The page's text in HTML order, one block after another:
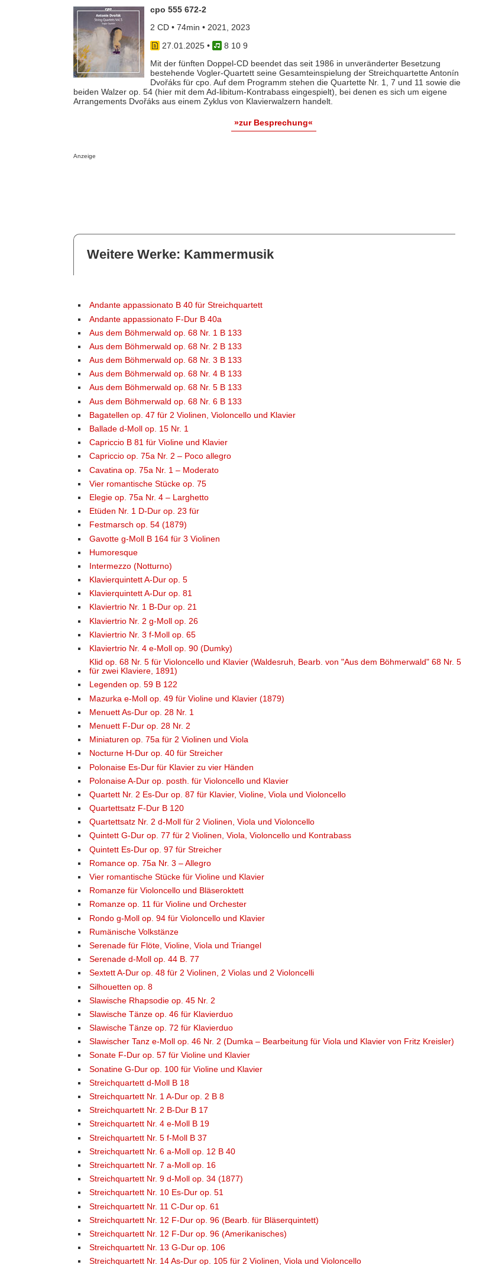
cpo 555 672-2
2 CD • 74min • 2021, 2023
27.01.2025•
8 10 9
Mit der fünften Doppel-CD beendet das seit 1986 in unveränderter Besetzung
bestehende Vogler-Quartett seine Gesamteinspielung der Streichquartette Antonín
Dvořáks für cpo. Auf dem Programm stehen die Quartette Nr. 1, 7 und 11 sowie die
beiden Walzer op. 54 (hier mit dem Ad-libitum-Kontrabass eingespielt), bei denen es sich um eigene
Arrangements Dvořáks aus einem Zyklus von Klavierwalzern handelt.
»zur Besprechung«
Anzeige
Weitere Werke: Kammermusik
Andante appassionato B 40 für Streichquartett
Andante appassionato F-Dur B 40a
Aus dem Böhmerwald op. 68 Nr. 1 B 133
Aus dem Böhmerwald op. 68 Nr. 2 B 133
Aus dem Böhmerwald op. 68 Nr. 3 B 133
Aus dem Böhmerwald op. 68 Nr. 4 B 133
Aus dem Böhmerwald op. 68 Nr. 5 B 133
Aus dem Böhmerwald op. 68 Nr. 6 B 133
Bagatellen op. 47 für 2 Violinen, Violoncello und Klavier
Ballade d-Moll op. 15 Nr. 1
Capriccio B 81 für Violine und Klavier
Capriccio op. 75a Nr. 2 – Poco allegro
Cavatina op. 75a Nr. 1 – Moderato
Vier romantische Stücke op. 75
Elegie op. 75a Nr. 4 – Larghetto
Etüden Nr. 1 D-Dur op. 23 für
Festmarsch op. 54 (1879)
Gavotte g-Moll B 164 für 3 Violinen
Humoresque
Intermezzo (Notturno)
Klavierquintett A-Dur op. 5
Klavierquintett A-Dur op. 81
Klaviertrio Nr. 1 B-Dur op. 21
Klaviertrio Nr. 2 g-Moll op. 26
Klaviertrio Nr. 3 f-Moll op. 65
Klaviertrio Nr. 4 e-Moll op. 90 (Dumky)
Klid op. 68 Nr. 5 für Violoncello und Klavier (Waldesruh, Bearb. von "Aus dem Böhmerwald" 68 Nr. 5
für zwei Klaviere, 1891)
Legenden op. 59 B 122
Mazurka e-Moll op. 49 für Violine und Klavier (1879)
Menuett As-Dur op. 28 Nr. 1
Menuett F-Dur op. 28 Nr. 2
Miniaturen op. 75a für 2 Violinen und Viola
Nocturne H-Dur op. 40 für Streicher
Polonaise Es-Dur für Klavier zu vier Händen
Polonaise A-Dur op. posth. für Violoncello und Klavier
Quartett Nr. 2 Es-Dur op. 87 für Klavier, Violine, Viola und Violoncello
Quartettsatz F-Dur B 120
Quartettsatz Nr. 2 d-Moll für 2 Violinen, Viola und Violoncello
Quintett G-Dur op. 77 für 2 Violinen, Viola, Violoncello und Kontrabass
Quintett Es-Dur op. 97 für Streicher
Romance op. 75a Nr. 3 – Allegro
Vier romantische Stücke für Violine und Klavier
Romanze für Violoncello und Bläseroktett
Romanze op. 11 für Violine und Orchester
Rondo g-Moll op. 94 für Violoncello und Klavier
Rumänische Volkstänze
Serenade für Flöte, Violine, Viola und Triangel
Serenade d-Moll op. 44 B. 77
Sextett A-Dur op. 48 für 2 Violinen, 2 Violas und 2 Violoncelli
Silhouetten op. 8
Slawische Rhapsodie op. 45 Nr. 2
Slawische Tänze op. 46 für Klavierduo
Slawische Tänze op. 72 für Klavierduo
Slawischer Tanz e-Moll op. 46 Nr. 2 (Dumka – Bearbeitung für Viola und Klavier von Fritz Kreisler)
Sonate F-Dur op. 57 für Violine und Klavier
Sonatine G-Dur op. 100 für Violine und Klavier
Streichquartett d-Moll B 18
Streichquartett Nr. 1 A-Dur op. 2 B 8
Streichquartett Nr. 2 B-Dur B 17
Streichquartett Nr. 4 e-Moll B 19
Streichquartett Nr. 5 f-Moll B 37
Streichquartett Nr. 6 a-Moll op. 12 B 40
Streichquartett Nr. 7 a-Moll op. 16
Streichquartett Nr. 9 d-Moll op. 34 (1877)
Streichquartett Nr. 10 Es-Dur op. 51
Streichquartett Nr. 11 C-Dur op. 61
Streichquartett Nr. 12 F-Dur op. 96 (Bearb. für Bläserquintett)
Streichquartett Nr. 12 F-Dur op. 96 (Amerikanisches)
Streichquartett Nr. 13 G-Dur op. 106
Streichquartett Nr. 14 As-Dur op. 105 für 2 Violinen, Viola und Violoncello